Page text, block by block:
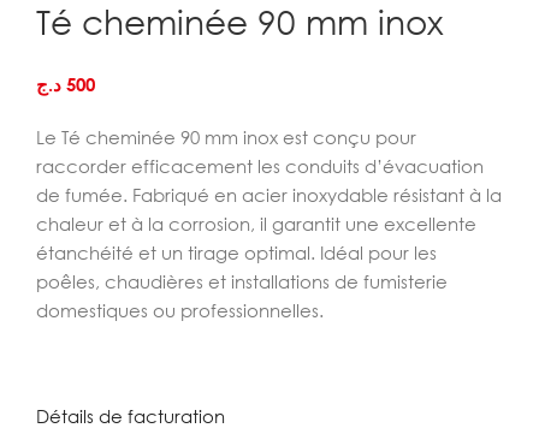
Té cheminée 90 mm inox
500 د.ج
Le Té cheminée 90 mm inox est conçu pour
raccorder efficacement les conduits d’évacuation
de fumée. Fabriqué en acier inoxydable résistant à la
chaleur et à la corrosion, il garantit une excellente
étanchéité et un tirage optimal. Idéal pour les
poêles, chaudières et installations de fumisterie
domestiques ou professionnelles.
Détails de facturation